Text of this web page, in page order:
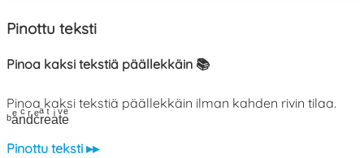
Pinottu teksti
Pinoa kaksi tekstiä päällekkäin 📚
Pinoa kaksi tekstiä päällekkäin ilman kahden rivin tilaa.
ᵇaͤnͨdͬcͤrͣeͭaͥtͮeͤ
Pinottu teksti ▸▸